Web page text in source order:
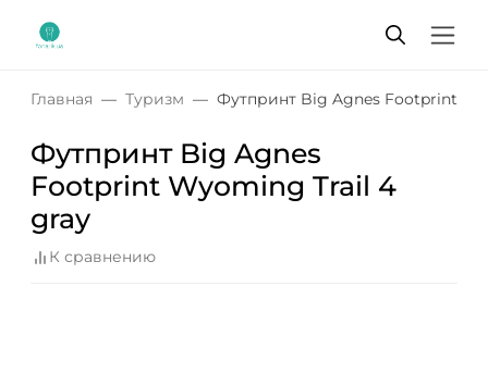
Главная Туризм Футпринт Big Agnes Footprint
Футпринт Big Agnes
Footprint Wyoming Trail 4
gray
К сравнению